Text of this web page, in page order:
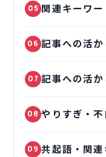
05 関連キーワ
06 記事への活
07 記事への活
08 やりすぎ・
09 共起語・関